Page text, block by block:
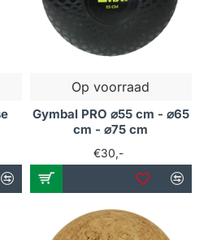
breed scala aan producten
voldoen. Onze
gemaakt van duurzame
tijdens je sessies.
ontworpen om je
en je trainingservaring te
en tips
gebruik
Op voorraad
Gymbal PRO ⌀55 cm - ⌀65
cm - ⌀75 cm
€30,-